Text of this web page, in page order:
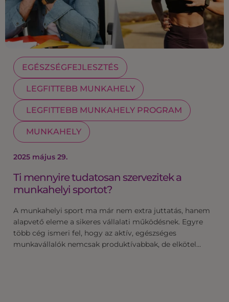
EGÉSZSÉGFEJLESZTÉS
LEGFITTEBB MUNKAHELY
LEGFITTEBB MUNKAHELY PROGRAM
MUNKAHELY
2025 május 29.
Ti mennyire tudatosan szervezitek a
munkahelyi sportot?
A munkahelyi sport ma már nem extra juttatás, hanem
alapvető eleme a sikeres vállalati működésnek. Egyre
több cég ismeri fel, hogy az aktív, egészséges
munkavállalók nemcsak produktívabbak, de elkötel…